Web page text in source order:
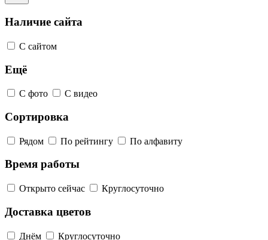
Наличие сайта
С сайтом
Ещё
С фото С видео
Сортировка
Рядом По рейтингу По алфавиту
Время работы
Открыто сейчас Круглосуточно
Доставка цветов
Днём Круглосуточно